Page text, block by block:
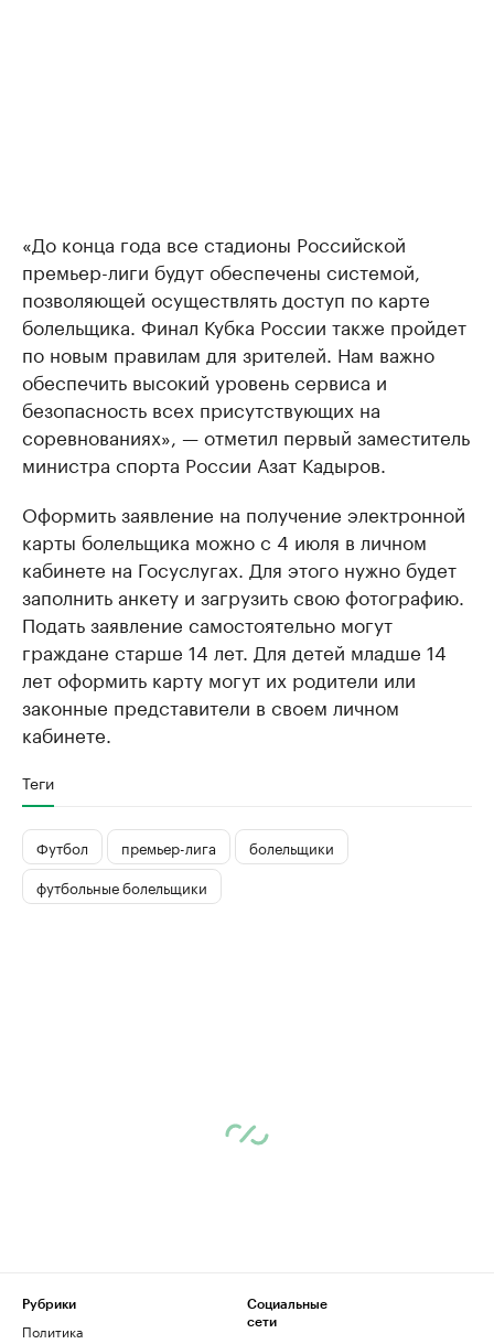
«До конца года все стадионы Российской
премьер-лиги будут обеспечены системой,
позволяющей осуществлять доступ по карте
болельщика. Финал Кубка России также пройдет
по новым правилам для зрителей. Нам важно
обеспечить высокий уровень сервиса и
безопасность всех присутствующих на
соревнованиях», — отметил первый заместитель
министра спорта России Азат Кадыров.
Оформить заявление на получение электронной
карты болельщика можно с 4 июля в личном
кабинете на Госуслугах. Для этого нужно будет
заполнить анкету и загрузить свою фотографию.
Подать заявление самостоятельно могут
граждане старше 14 лет. Для детей младше 14
лет оформить карту могут их родители или
законные представители в своем личном
кабинете.
Теги
Футбол премьер-лига
болельщики
футбольные болельщики
Рубрики
Политика
Социальные
сети